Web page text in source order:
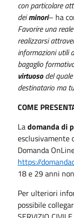
con particolare
deiminori– ha
Favorire una
realizzarsi
informazioni utili
bagaglio
virtuosodel quale
destinatario ma
COME
Ladomanda di
esclusivamente
Domanda
https://
18 e 29 anni
Per ulteriori
possibile